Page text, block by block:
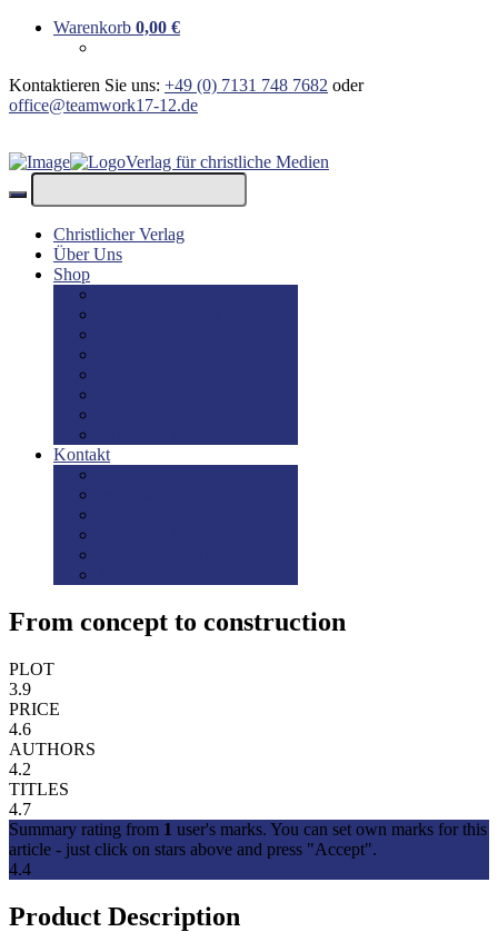
Warenkorb 0,00 €
Kontaktieren Sie uns: +49 (0) 7131 748 7682 oder
office@teamwork17-12.de
Verlag für christliche Medien
Christlicher Verlag
Über Uns
Shop
Kontakt
From concept to construction
PLOT
3.9
PRICE
4.6
AUTHORS
4.2
TITLES
4.7
Summary rating from 1 user's marks. You can set own marks for this
article - just click on stars above and press "Accept".
4.4
Product Description